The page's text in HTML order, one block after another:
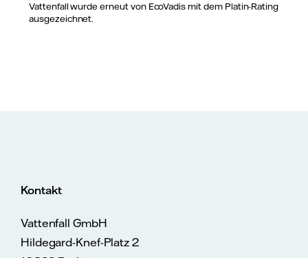
Vattenfall wurde erneut von EcoVadis mit dem Platin-Rating
ausgezeichnet.
Kontakt
Vattenfall GmbH
Hildegard-Knef-Platz 2